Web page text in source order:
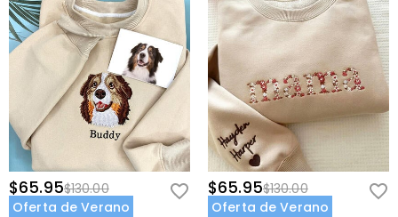
$65.95$130.00
Oferta de Verano
$65.95$130.00
Oferta de Verano